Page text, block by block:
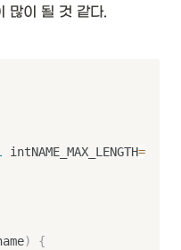
많이 될 것 같다.
intNAME_MAX_LENGTH=
)
{